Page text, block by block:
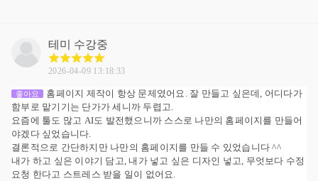
테미 수강중
2026-04-09 13:18:33
좋아요
홈페이지 제작이 항상 문제였어요. 잘 만들고 싶은데, 어디다가
함부로 맡기기는 단가가 세니까 두렵고.
요즘에 툴도 많고 AI도 발전했으니까 스스로 나만의 홈페이지를 만들어
야겠다 싶었습니다.
결론적으로 간단하지만 나만의 홈페이지를 만들 수 있었습니다 ^^
내가 하고 싶은 이야기 담고, 내가 넣고 싶은 디자인 넣고, 무엇보다 수정
요청 한다고 스트레스 받을 일이 없어요.